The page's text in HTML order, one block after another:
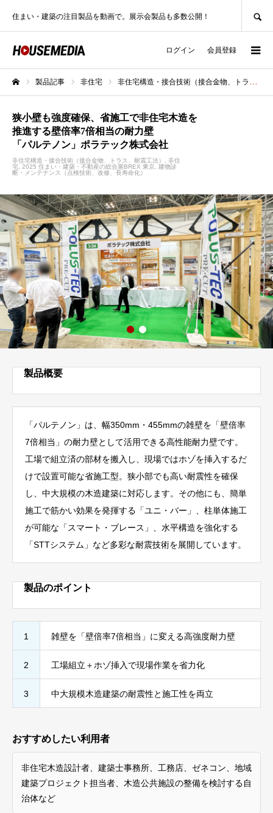
住まい・建築の注目製品を動画で。展示会製品も多数公開！
ログイン 会員登録
製品記事 非住宅 非住宅構造・接合技術（接合金物、トラス、耐震工法）
狭小壁も強度確保、省施工で非住宅木造を
推進する壁倍率7倍相当の耐力壁
「パルテノン」ポラテック株式会社
非住宅構造・接合技術（接合金物、トラス、耐震工法）
非住
宅
2025 住まい・建築・不動産の総合展BREX 東京 建物診
断・メンテナンス（点検技術、改修、長寿命化）
製品概要
「パルテノン」は、幅350mm・455mmの雑壁を「壁倍率
7倍相当」の耐力壁として活用できる高性能耐力壁です。
工場で組立済の部材を搬入し、現場ではホゾを挿入するだ
けで設置可能な省施工型。狭小部でも高い耐震性を確保
し、中大規模の木造建築に対応します。その他にも、簡単
施工で筋かい効果を発揮する「ユニ・バー」、柱単体施工
が可能な「スマート・ブレース」、水平構造を強化する
「STTシステム」など多彩な耐震技術を展開しています。
製品のポイント
1 雑壁を「壁倍率7倍相当」に変える高強度耐力壁
2 工場組立＋ホゾ挿入で現場作業を省力化
3 中大規模木造建築の耐震性と施工性を両立
おすすめしたい利用者
非住宅木造設計者、建築士事務所、工務店、ゼネコン、地域
建築プロジェクト担当者、木造公共施設の整備を検討する自
治体など